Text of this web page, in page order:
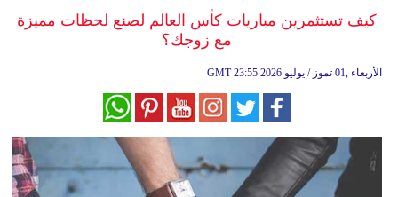
فن
وتغذية
سياحة
كيف تستثمرين مباريات كأس العالم لصنع لحظات مميزة
مع زوجك؟
GMT 23:55 2026 الأربعاء ,01 تموز / يوليو